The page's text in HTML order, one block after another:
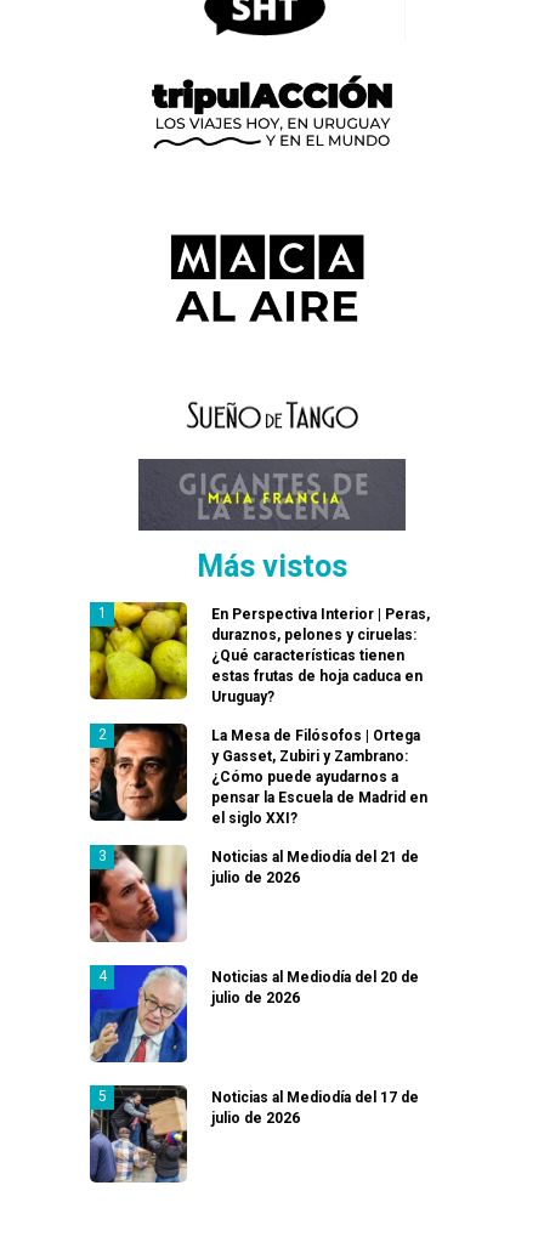
Más vistos
En Perspectiva Interior | Peras,
duraznos, pelones y ciruelas:
¿Qué características tienen
estas frutas de hoja caduca en
Uruguay?
La Mesa de Filósofos | Ortega
y Gasset, Zubiri y Zambrano:
¿Cómo puede ayudarnos a
pensar la Escuela de Madrid en
el siglo XXI?
Noticias al Mediodía del 21 de
julio de 2026
Noticias al Mediodía del 20 de
julio de 2026
Noticias al Mediodía del 17 de
julio de 2026